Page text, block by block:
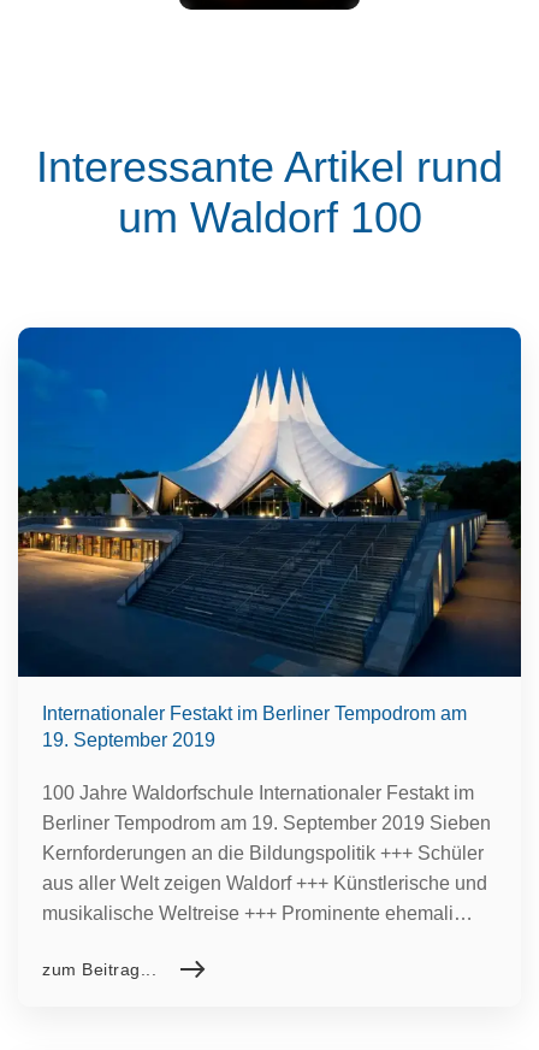
Interessante Artikel rund
um Waldorf 100
Internationaler Festakt im Berliner Tempodrom am
19. September 2019
100 Jahre Waldorfschule Internationaler Festakt im
Berliner Tempodrom am 19. September 2019 Sieben
Kernforderungen an die Bildungspolitik +++ Schüler
aus aller Welt zeigen Waldorf +++ Künstlerische und
musikalische Weltreise +++ Prominente ehemali…
zum Beitrag...